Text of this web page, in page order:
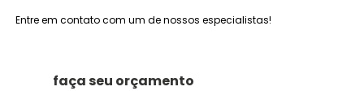
Entre em contato com um de nossos especialistas!
faça seu orçamento